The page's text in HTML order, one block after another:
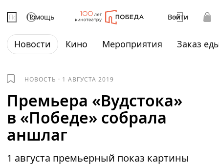
Помощь Войти
Новости Кино Мероприятия Заказ
НОВОСТЬ · 1 АВГУСТА 2019
Премьера «Вудстока»
в «Победе» собрала
аншлаг
1 августа премьерный показ картины